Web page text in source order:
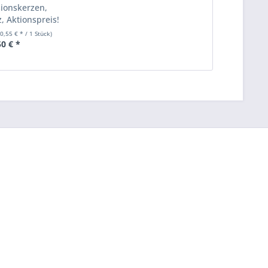
Aktionspreis!
€ * / 1 Stück)
€ *